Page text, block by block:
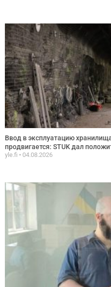
Ввод в эксплуатацию
продвигается: STUK дал
yle.fi 04.08.2026